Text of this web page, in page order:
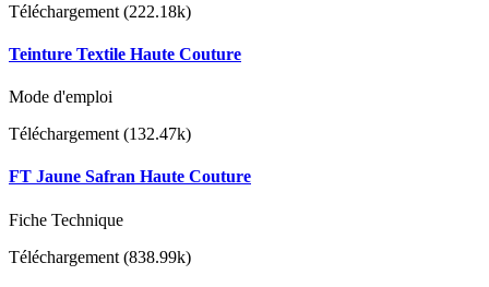
Téléchargement (222.18k)
Teinture Textile Haute Couture
Mode d'emploi
Téléchargement (132.47k)
FT Jaune Safran Haute Couture
Fiche Technique
Téléchargement (838.99k)